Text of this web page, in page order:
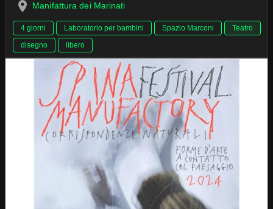
Manifattura dei Marinati
4 giorni Laboratorio per bambini Spazio Marconi
Teatro
disegno
libero